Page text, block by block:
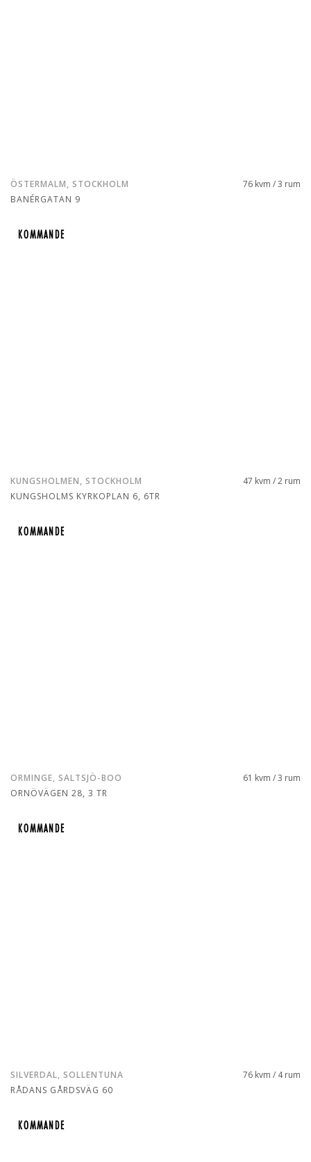
ÖSTERMALM, STOCKHOLM
BANÉRGATAN 9
76 kvm / 3 rum
KOMMANDE
KOMMANDE
KUNGSHOLMEN, STOCKHOLM
KUNGSHOLMS KYRKOPLAN 6, 6TR
47 kvm / 2 rum
KOMMANDE
KOMMANDE
ORMINGE, SALTSJÖ-BOO
ORNÖVÄGEN 28, 3 TR
61 kvm / 3 rum
KOMMANDE
KOMMANDE
SILVERDAL, SOLLENTUNA
RÅDANS GÅRDSVÄG 60
76 kvm / 4 rum
KOMMANDE
KOMMANDE